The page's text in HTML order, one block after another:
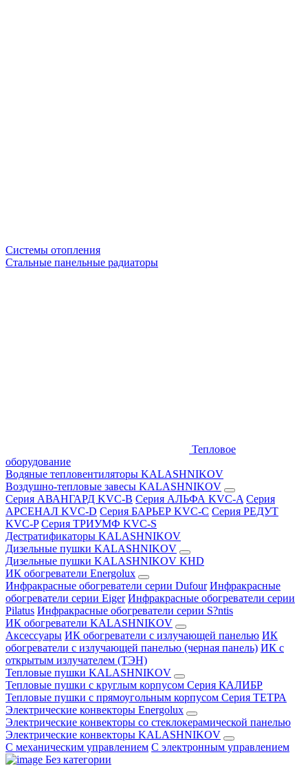
Системы отопления
Стальные панельные радиаторы
Тепловое
оборудование
Водяные тепловентиляторы KALASHNIKOV
Воздушно-тепловые завесы KALASHNIKOV
Серия АВАНГАРД KVC-B Серия АЛЬФА KVC-A Серия
АРСЕНАЛ KVC-D Серия БАРЬЕР KVC-C Серия РЕДУТ
KVC-P Серия ТРИУМФ KVC-S
Дестратификаторы KALASHNIKOV
Дизельные пушки KALASHNIKOV
Дизельные пушки KALASHNIKOV KHD
ИК обогреватели Energolux
Инфракрасные обогреватели серии Dufour Инфракрасные
обогреватели серии Eiger Инфракрасные обогреватели серии
Pilatus Инфракрасные обогреватели серии S?ntis
ИК обогреватели KALASHNIKOV
Аксессуары ИК обогреватели с излучающей панелью ИК
обогреватели с излучающей панелью (черная панель) ИК с
открытым излучателем (ТЭН)
Тепловые пушки KALASHNIKOV
Тепловые пушки с круглым корпусом Серия КАЛИБР
Тепловые пушки с прямоугольным корпусом Серия ТЕТРА
Электрические конвекторы Energolux
Электрические конвекторы со стеклокерамической панелью
Электрические конвекторы KALASHNIKOV
С механическим управлением С электронным управлением
Без категории